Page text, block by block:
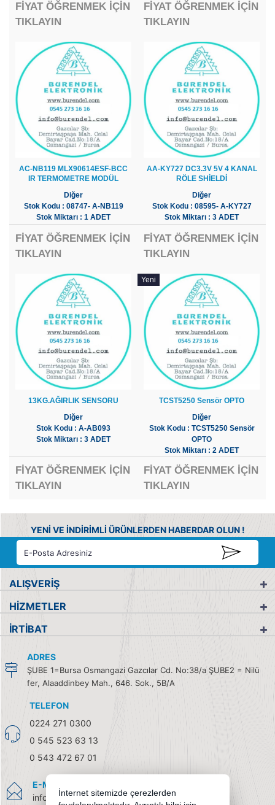
FİYAT ÖĞRENMEK İÇİN
TIKLAYIN
FİYAT ÖĞRENMEK İÇİN
TIKLAYIN
AC-NB119 MLX90614ESF-BCC
IR TERMOMETRE MODÜL
Diğer
Stok Kodu : 08747- A-NB119
Stok Miktarı : 1 ADET
FİYAT ÖĞRENMEK İÇİN
TIKLAYIN
AA-KY727 DC3.3V 5V 4 KANAL
RÖLE SHİELDİ
Diğer
Stok Kodu : 08595- A-KY727
Stok Miktarı : 3 ADET
FİYAT ÖĞRENMEK İÇİN
TIKLAYIN
13KG.AĞIRLIK SENSORU
Diğer
Stok Kodu : A-AB093
Stok Miktarı : 3 ADET
FİYAT ÖĞRENMEK İÇİN
TIKLAYIN
Yeni
TCST5250 Sensör OPTO
Diğer
Stok Kodu : TCST5250 Sensör
OPTO
Stok Miktarı : 2 ADET
FİYAT ÖĞRENMEK İÇİN
TIKLAYIN
YENİ VE İNDİRİMLİ ÜRÜNLERDEN HABERDAR OLUN !
ALIŞVERİŞ
HİZMETLER
İRTİBAT
ADRES
ŞUBE 1=Bursa Osmangazi Gazcılar Cd. No:38/a ŞUBE2 = Nilü
fer, Alaaddinbey Mah., 646. Sok., 5B/A
TELEFON
0224 271 0300
0 545 523 63 13
0 543 472 67 01
E-MAIL
info@burendel.com
İnternet sitemizde çerezlerden